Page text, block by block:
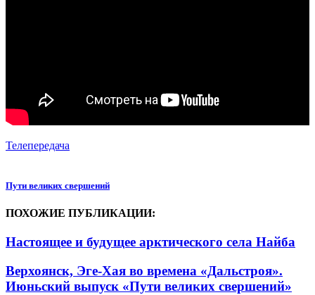
Телепередача
Пути великих свершений
ПОХОЖИЕ ПУБЛИКАЦИИ:
Настоящее и будущее арктического села Найба
Верхоянск, Эге-Хая во времена «Дальстроя».
Июньский выпуск «Пути великих свершений»